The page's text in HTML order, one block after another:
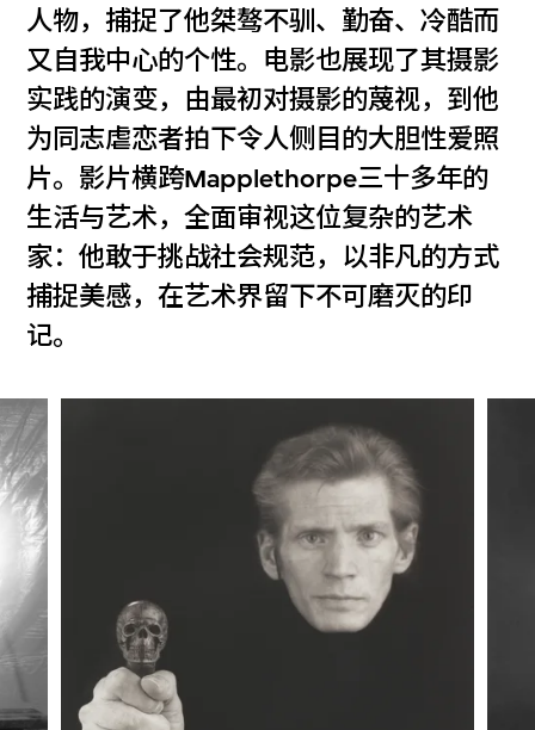
人物，捕捉了他桀骜不驯、勤奋、冷酷而
又自我中心的个性。电影也展现了其摄影
实践的演变，由最初对摄影的蔑视，到他
为同志虐恋者拍下令人侧目的大胆性爱照
片。影片横跨Mapplethorpe三十多年的
生活与艺术，全面审视这位复杂的艺术
家：他敢于挑战社会规范，以非凡的方式
捕捉美感，在艺术界留下不可磨灭的印
记。